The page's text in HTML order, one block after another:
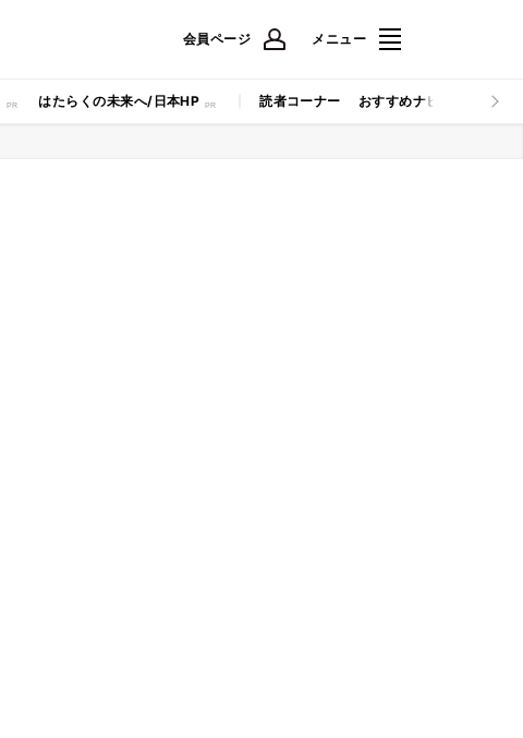
会員ページ メニュー
はたらくの未来へ/日本HP 読者コーナー おすすめナビ マイナビ